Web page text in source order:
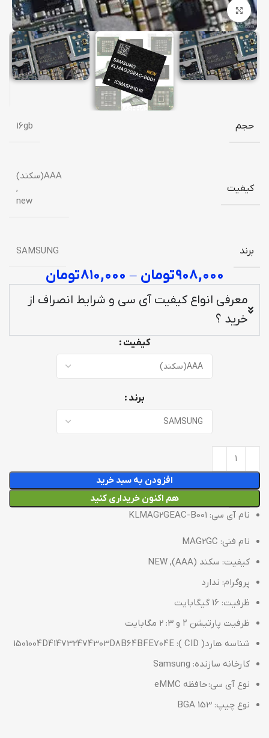
برای بزرگنمایی کلیک کنید
حجم 16gb
کیفیت
AAA(سکند)
,
new
برند SAMSUNG
۹۰۸,۰۰۰تومان – ۸۱۰,۰۰۰تومان
معرفی انواع کیفیت آی سی و شرایط انصراف از
خرید ؟
کیفیت
برند
افزودن به سبد خرید
هم اکنون خریداری کنید
نام آی سی: KLMAG2GEAC-B001
نام فنی: MAG2GC
کیفیت: سکند (AAA), NEW
پروگرام: ندارد
ظرفیت: 16 گیگابایت
ظرفیت پارتیشن ۲ و ۳: 2 مگابایت
شناسه هارد( CID ): 1501004D414732474303D8B64BFE704E
کارخانه سازنده: Samsung
نوع آی سی: حافظه eMMC
نوع چیپ: BGA 153